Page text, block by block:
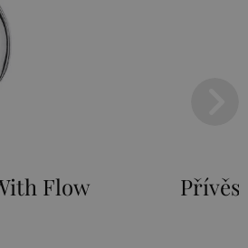
Přívěsek Paradise DP230